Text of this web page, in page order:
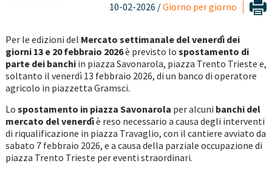
10-02-2026 /Giorno per giorno
Per le edizioni del Mercato settimanale del venerdì dei
giorni 13 e 20 febbraio 2026è previsto lo spostamento di
parte dei banchi in piazza Savonarola, piazza Trento Trieste e,
soltanto il venerdì 13 febbraio 2026, di un banco di operatore
agricolo in piazzetta Gramsci.
Lo spostamento in piazza Savonarola per alcuni banchi del
mercato del venerdìè reso necessario a causa degli interventi
di riqualificazione in piazza Travaglio, con il cantiere avviato da
sabato 7 febbraio 2026, e a causa della parziale occupazione di
piazza Trento Trieste per eventi straordinari.